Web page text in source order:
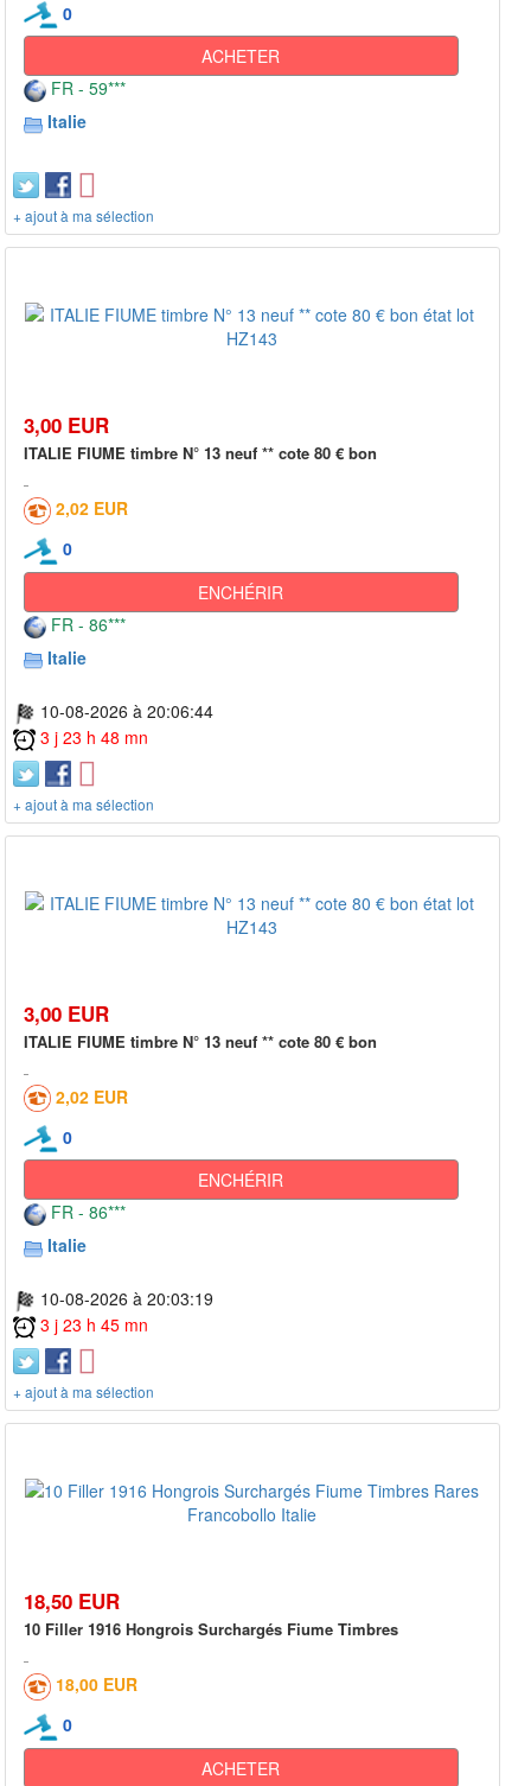
0
ACHETER
FR - 59***
Italie
+ ajout à ma sélection
3,00 EUR
ITALIE FIUME timbre N° 13 neuf ** cote 80 € bon
2,02 EUR
0
ENCHÉRIR
FR - 86***
Italie
10-08-2026 à 20:06:44
3 j 23 h 48 mn
+ ajout à ma sélection
3,00 EUR
ITALIE FIUME timbre N° 13 neuf ** cote 80 € bon
2,02 EUR
0
ENCHÉRIR
FR - 86***
Italie
10-08-2026 à 20:03:19
3 j 23 h 45 mn
+ ajout à ma sélection
18,50 EUR
10 Filler 1916 Hongrois Surchargés Fiume Timbres
18,00 EUR
0
ACHETER